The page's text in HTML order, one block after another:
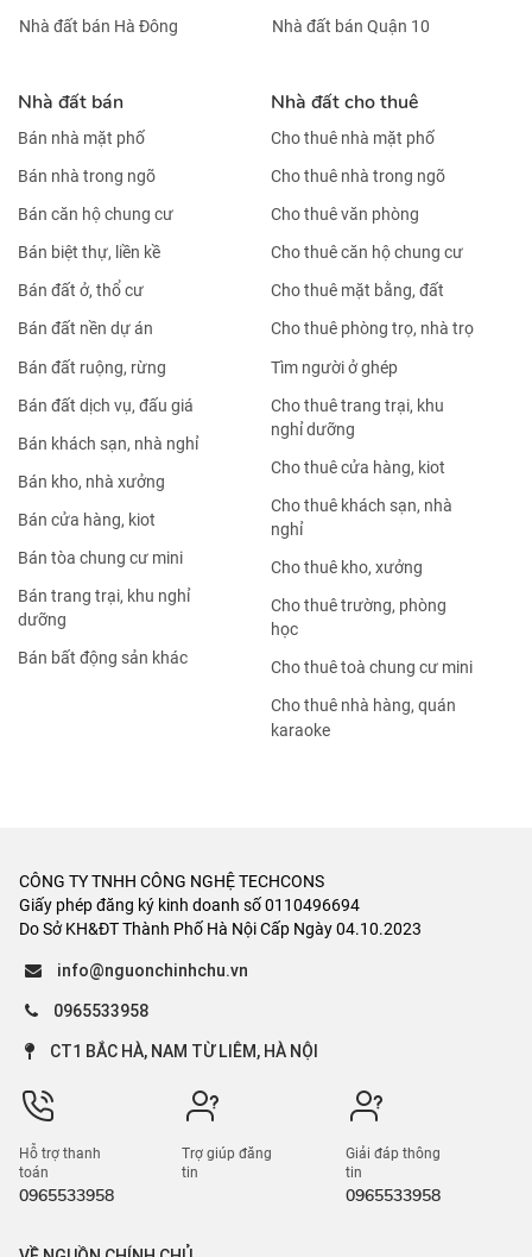
Nhà đất bán Hà Đông Nhà đất bán Quận 10
Nhà đất bán
Bán nhà mặt phố
Bán nhà trong ngõ
Bán căn hộ chung cư
Bán biệt thự, liền kề
Bán đất ở, thổ cư
Bán đất nền dự án
Bán đất ruộng, rừng
Bán đất dịch vụ, đấu giá
Bán khách sạn, nhà nghỉ
Bán kho, nhà xưởng
Bán cửa hàng, kiot
Bán tòa chung cư mini
Bán trang trại, khu nghỉ
dưỡng
Bán bất động sản khác
Nhà đất cho thuê
Cho thuê nhà mặt phố
Cho thuê nhà trong ngõ
Cho thuê văn phòng
Cho thuê căn hộ chung cư
Cho thuê mặt bằng, đất
Cho thuê phòng trọ, nhà trọ
Tìm người ở ghép
Cho thuê trang trại, khu
nghỉ dưỡng
Cho thuê cửa hàng, kiot
Cho thuê khách sạn, nhà
nghỉ
Cho thuê kho, xưởng
Cho thuê trường, phòng
học
Cho thuê toà chung cư mini
Cho thuê nhà hàng, quán
karaoke
CÔNG TY TNHH CÔNG NGHỆ TECHCONS
Giấy phép đăng ký kinh doanh số 0110496694
Do Sở KH&ĐT Thành Phố Hà Nội Cấp Ngày 04.10.2023
info@nguonchinhchu.vn
0965533958
CT1 BẮC HÀ, NAM TỪ LIÊM, HÀ NỘI
Hỗ trợ thanh
toán
0965533958
Trợ giúp đăng
tin
Giải đáp thông
tin
0965533958